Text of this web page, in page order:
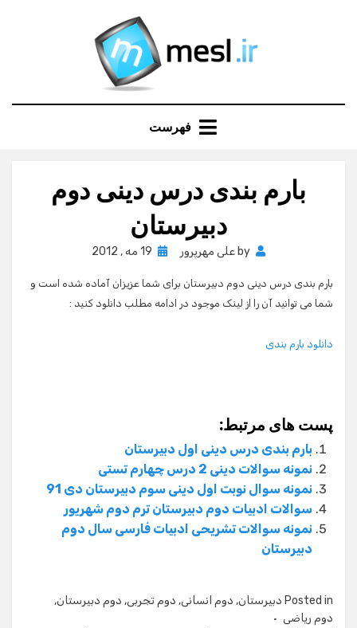
فهرست
بارم بندی درس دینی دوم
دبیرستان
by علی مهرپرور
Posted
19 مه , 2012
بارم بندی درس دینی دوم دبیرستان برای شما عزیزان آماده شده است و
شما می توانید آن را از لینک موجود در ادامه مطلب دانلود کنید :
دانلود بارم بندی
پست های مرتبط:
بارم بندی درس دینی اول دبیرستان
نمونه سوالات دینی 2 درس چهارم تستی
نمونه سوال نوبت اول دینی سوم دبیرستان دی 91
سوالات ادبیات دوم دبیرستان ترم دوم شهریور
نمونه سوالات تشریحی ادبیات فارسی سال دوم
دبیرستان
Posted in دبیرستان, دوم انسانی, دوم تجربی, دوم دبیرستان,
دوم ریاضی